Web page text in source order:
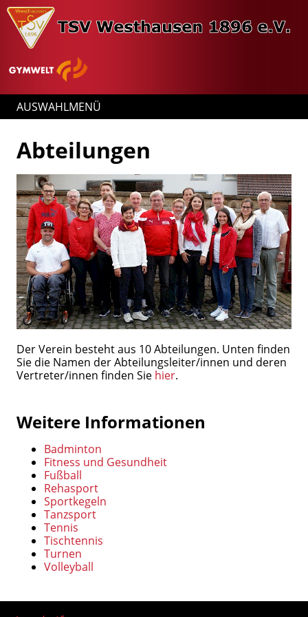
AUSWAHLMENÜ
Abteilungen
Der Verein besteht aus 10 Abteilungen. Unten finden
Sie die Namen der Abteilungsleiter/innen und deren
Vertreter/innen finden Sie hier.
Weitere Informationen
Badminton
Fitness und Gesundheit
Fußball
Rehasport
Sportkegeln
Tanzsport
Tennis
Tischtennis
Turnen
Volleyball